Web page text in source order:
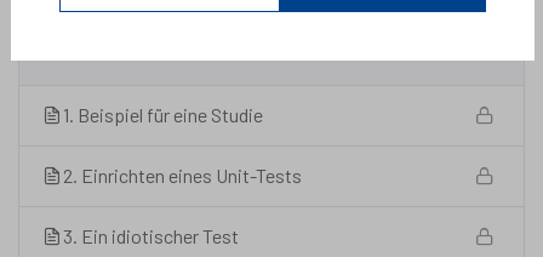
erlauben wird, unsere Überlegungen zu
1. Beispiel für eine Studie
2. Einrichten eines Unit-Tests
3. Ein idiotischer Test